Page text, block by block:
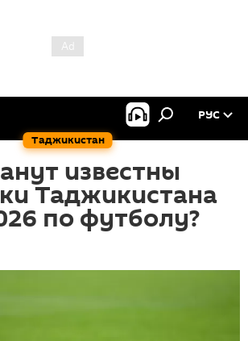
Таджикистан
РУС
известны
Таджикистана
по футболу?